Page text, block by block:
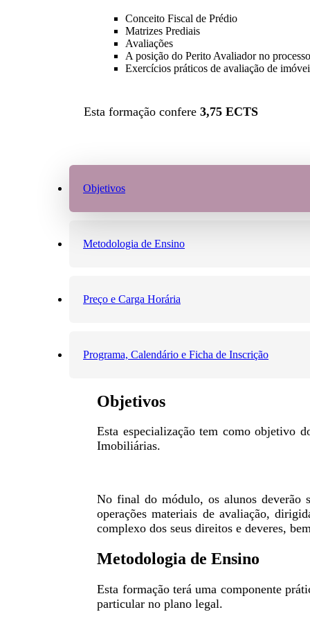
Conceito Fiscal de Prédio
Matrizes Prediais
Avaliações
A posição do Perito Avaliador no
Exercícios práticos de avaliação de
Esta formação confere3,75 ECTS
Objetivos
Metodologia de Ensino
Preço e Carga Horária
Programa, Calendário e Ficha de Inscrição
Objetivos
Esta especialização tem como objetivo
Imobiliárias.
No final do módulo, os alunos deverão
operações materiais de avaliação,
complexo dos seus direitos e deveres,
Metodologia de Ensino
Esta formação terá uma componente
particular no plano legal.